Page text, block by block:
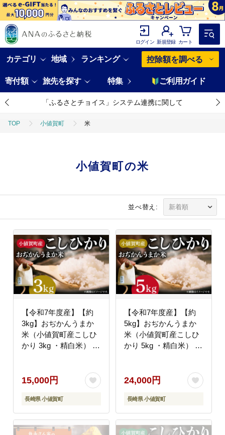
ログイン 新規登録 カート
カテゴリ 地域 ランキング 控除額を調べる
寄付額 旅先を探す 特集 ご利用ガイド
「ふるさとチョイス」システム連携に関して
TOP 小値賀町 米
小値賀町の米
並べ替え:
【令和7年度産】【約
3kg】おぢかんうまか
米（小値賀町産こしひ
かり 3kg ・精白米） コ
15,000円
長崎県 小値賀町
【令和7年度産】【約
5kg】おぢかんうまか
米（小値賀町産こしひ
かり 5kg ・精白米） コ
弁当 常温 [DAB014]
24,000円
長崎県 小値賀町